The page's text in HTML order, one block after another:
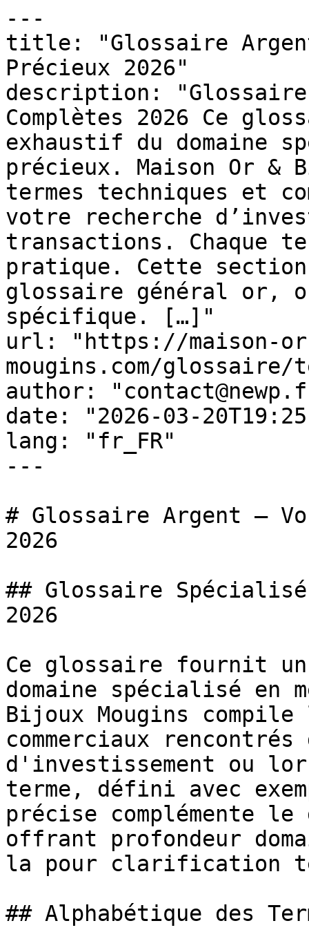
---
title: "Glossaire
Précieux 2026"
description:
Complètes 2026 Ce
exhaustif du domaine
précieux. Maison Or &
termes techniques et
votre recherche
transactions. Chaque
pratique. Cette section
glossaire général or,
spécifique. […]"
url: "https://maison-
mougins.com/glossaire/
author:
date: "2026-03-
lang: "fr_FR"
---
# Glossaire Argent —
2026
## Glossaire
2026
Ce glossaire fournit
domaine spécialisé en
Bijoux Mougins
commerciaux
d'investissement ou
terme, défini avec
précise complémente
offrant profondeur
la pour clarification
## Alphabétique des